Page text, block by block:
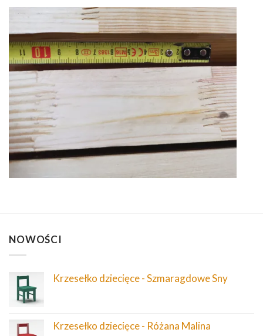
NOWOŚCI
Krzesełko dziecięce - Szmaragdowe Sny
Krzesełko dziecięce - Różana Malina